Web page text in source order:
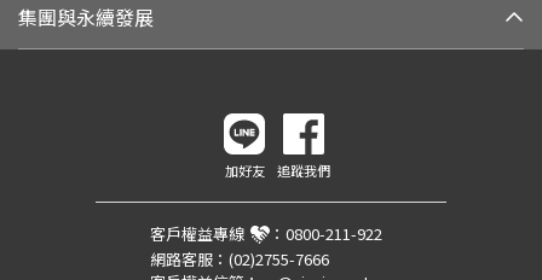
集團與永續發展
加好友 追蹤我們
客戶權益專線 ： 0800-211-922
網路客服： (02)2755-7666